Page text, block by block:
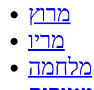
מרוץ
מריו
מלחמה